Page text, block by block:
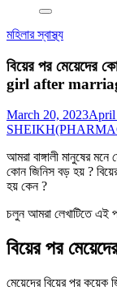
মহিলার স্বাস্থ্য
বিয়ের পর
girl after
March 20, 2023April
আমরা বাঙ্গালী মানুষের
কোন জিনিস বড় হয় ?
হয় কেন ?
চলুন আমরা লেখাটিতে এই
বিয়ের পর
মেয়েদের বিয়ের পর কয়েক